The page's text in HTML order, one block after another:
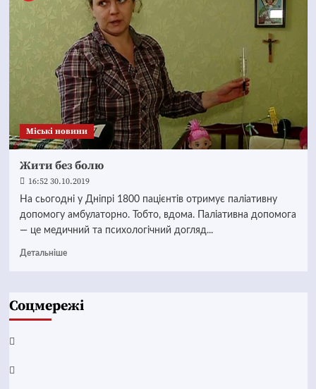
Mіські новини
Жити без болю
16:52 30.10.2019
На сьогодні у Дніпрі 1800 пацієнтів отримує паліативну
допомогу амбулаторно. Тобто, вдома. Паліативна допомога
— це медичний та психологічний догляд...
Детальніше
Соцмережі
Facebook
YouTube